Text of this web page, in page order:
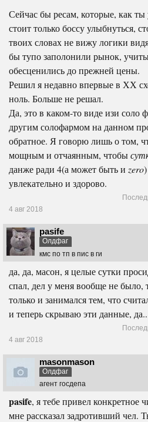
Сейчас бы ресам, которые, как
стоит только боссу улыбнуться,
твоих словах не вижу логики
бы тупо заполонили рынок,
обесценились до прежней цены.
Решил я недавно впервые в ХХ
ноль. Больше не решал.
Да, это в каком-то виде изи соло
другим солофармом на данном
обратное. Я говорю лишь о том,
мощным и отчаянным, чтобы
данже ради 4(а может быть и zero
увлекательно и здорово.
4 авг 2018
pasife
Олдфаг
кмс по тп в пис в ги
да, да, масон, я целые сутки
спал, дел у меня вообще не было,
только и занимался тем, что
и теперь скрываю эти данные, да..
4 авг 2018
masonmason
Олдфаг
агент госдепа
pasife, я тебе привел конкретное
мне рассказал задротивший чел.